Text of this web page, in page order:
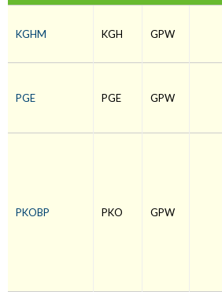
KGHM KGH GPW
PGE PGE GPW
PKOBP PKO GPW